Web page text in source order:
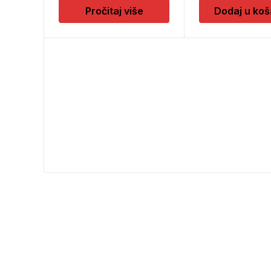
Pročitaj više Dodaj u